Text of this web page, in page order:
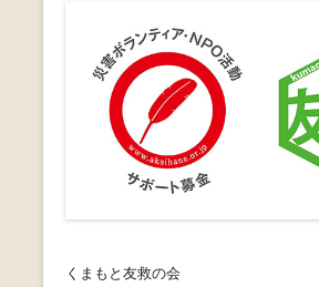
くまもと友救の会